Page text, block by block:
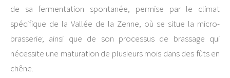
de sa fermentation spontanée, permise par le climat
spécifique de la Vallée de la Zenne, où se situe la micro-
brasserie; ainsi que de son processus de brassage qui
nécessite une maturation de plusieurs mois dans des fûts en
chêne.